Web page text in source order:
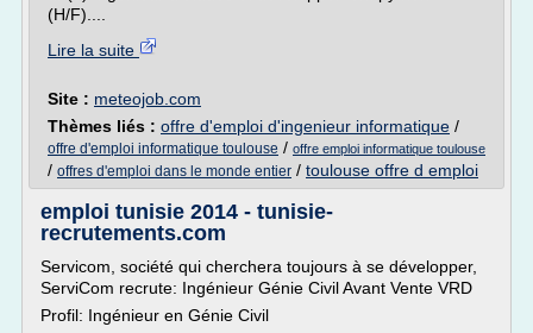
(H/F)....
Lire la suite
Site : meteojob.com
Thèmes liés : offre d'emploi d'ingenieur informatique /
offre d'emploi informatique toulouse / offre emploi informatique toulouse
/ offres d'emploi dans le monde entier / toulouse offre d emploi
emploi tunisie 2014 - tunisie-
recrutements.com
Servicom, société qui cherchera toujours à se développer,
ServiCom recrute: Ingénieur Génie Civil Avant Vente VRD
Profil: Ingénieur en Génie Civil